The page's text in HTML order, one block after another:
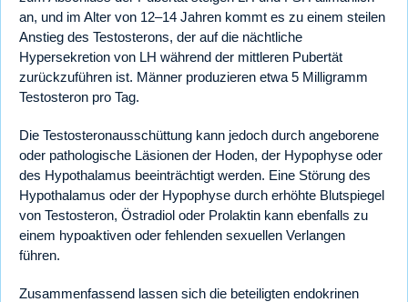
an, und im Alter von 12–14 Jahren kommt es zu einem steilen
Anstieg des Testosterons, der auf die nächtliche
Hypersekretion von LH während der mittleren Pubertät
zurückzuführen ist. Männer produzieren etwa 5 Milligramm
Testosteron pro Tag.
Die Testosteronausschüttung kann jedoch durch angeborene
oder pathologische Läsionen der Hoden, der Hypophyse oder
des Hypothalamus beeinträchtigt werden. Eine Störung des
Hypothalamus oder der Hypophyse durch erhöhte Blutspiegel
von Testosteron, Östradiol oder Prolaktin kann ebenfalls zu
einem hypoaktiven oder fehlenden sexuellen Verlangen
führen.
Zusammenfassend lassen sich die beteiligten endokrinen